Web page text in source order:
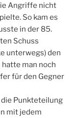
Angriffe nicht
So kam es
in der 85.
Schuss
unterwegs) den
hatte man noch
für den Gegner
die Punkteteilung
mit jedem